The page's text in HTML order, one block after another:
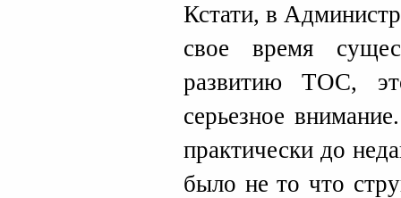
Кстати, в
свое время
развитию ТОС,
серьезное
практически до
было не то что